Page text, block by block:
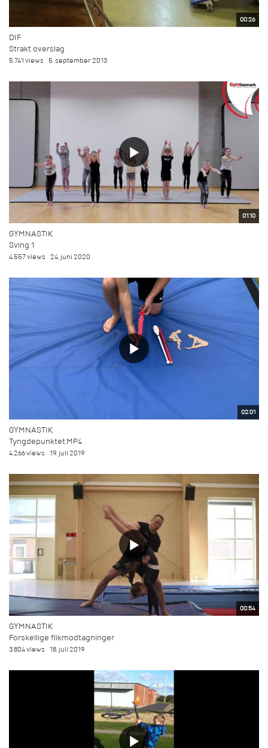
00:26
DIF
Strakt overslag
5.741 views 5. september 2013
01:10
GYMNASTIK
Sving 1
4.557 views 24. juni 2020
02:01
GYMNASTIK
Tyngdepunktet.MP4
4.266 views 19. juli 2019
00:54
GYMNASTIK
Forskellige flikmodtagninger
3.804 views 18. juli 2019